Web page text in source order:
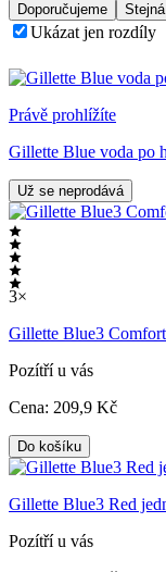
Doporučujeme
Ukázat jen rozdíly
Právě prohlížíte
Gillette Blue voda po
Už se neprodává
3×
Gillette Blue3
Pozítří u vás
Cena: 209,9 Kč
Do košíku
Gillette Blue3 Red
Pozítří u vás